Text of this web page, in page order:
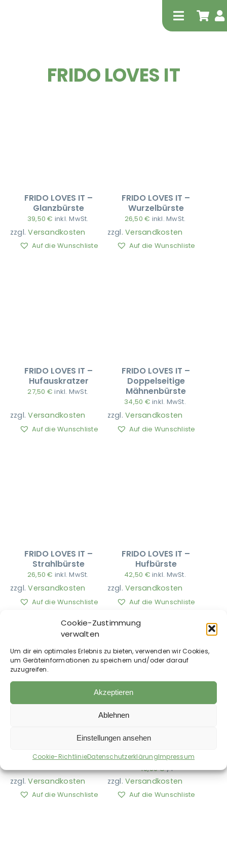
Cookie-Zustimmung
verwalten
Um dir ein optimales Erlebnis zu bieten, verwenden wir Cookies,
um Geräteinformationen zu speichern und/oder darauf
zuzugreifen.
Akzeptieren
Ablehnen
Einstellungen ansehen
Cookie-RichtlinieDatenschutzerklärungImpressum
Toggle
FRIDO LOVES IT
FRIDO LOVES IT –
Glanzbürste
39,50€ inkl. MwSt.
zzgl.Versandkosten
Auf die Wunschliste
FRIDO LOVES IT –
Wurzelbürste
26,50€ inkl. MwSt.
zzgl.Versandkosten
Auf die Wunschliste
FRIDO LOVES IT –
Hufauskratzer
27,50 € inkl. MwSt.
zzgl.Versandkosten
Auf die Wunschliste
FRIDO LOVES IT –
Doppelseitige
Mähnenbürste
34,50 € inkl. MwSt.
zzgl.Versandkosten
Auf die Wunschliste
FRIDO LOVES IT –
Strahlbürste
26,50€ inkl. MwSt.
zzgl.Versandkosten
Auf die Wunschliste
FRIDO LOVES IT –
Hufbürste
42,50 € inkl. MwSt.
zzgl.Versandkosten
Auf die Wunschliste
Strahl-Serum
265,00€/l
zzgl.Versandkosten
Auf die Wunschliste
Fell- und
24,50€
49,00€/l
zzgl.Versandkosten
Auf die Wunschliste